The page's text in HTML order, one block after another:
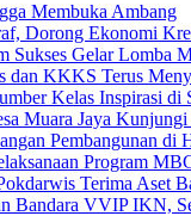
Membuka Ambang
Dorong Ekonomi
Sukses Gelar Lomba
KKKS Terus
Kelas Inspirasi di
Muara Jaya
Pembangunan
Program
Terima Aset
Bandara VVIP IKN,